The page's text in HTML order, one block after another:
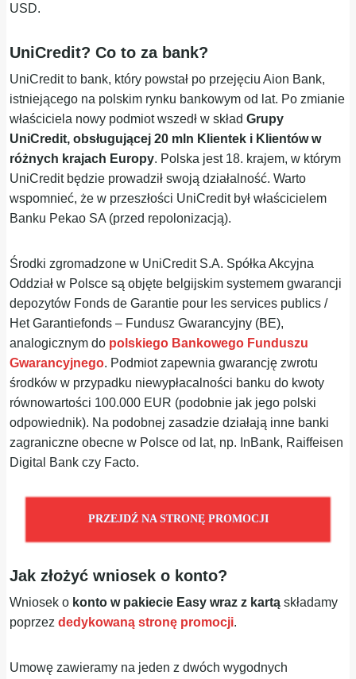
USD.
UniCredit? Co to za bank?
UniCredit to bank, który powstał po przejęciu Aion Bank,
istniejącego na polskim rynku bankowym od lat. Po zmianie
właściciela nowy podmiot wszedł w składGrupy
UniCredit, obsługującej 20 mln Klientek i Klientów w
różnych krajach Europy. Polska jest 18. krajem, w którym
UniCredit będzie prowadził swoją działalność. Warto
wspomnieć, że w przeszłości UniCredit był właścicielem
Banku Pekao SA (przed repolonizacją).
Środki zgromadzone w UniCredit S.A. Spółka Akcyjna
Oddział w Polsce są objęte belgijskim systemem gwarancji
depozytów Fonds de Garantie pour les services publics /
Het Garantiefonds – Fundusz Gwarancyjny (BE),
analogicznym do polskiego Bankowego Funduszu
Gwarancyjnego. Podmiot zapewnia gwarancję zwrotu
środków w przypadku niewypłacalności banku do kwoty
równowartości 100.000 EUR (podobnie jak jego polski
odpowiednik). Na podobnej zasadzie działają inne banki
zagraniczne obecne w Polsce od lat, np. InBank, Raiffeisen
Digital Bank czy Facto.
PRZEJDŹ NA STRONĘ PROMOCJI
Jak złożyć wniosek o konto?
Wniosek o konto w pakiecie Easy wraz z kartą składamy
poprzezdedykowaną stronę promocji.
Umowę zawieramy na jeden z dwóch wygodnych